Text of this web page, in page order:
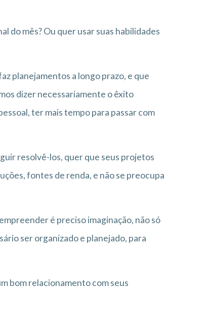
do mês? Ou quer usar suas habilidades
planejamentos a longo prazo, e que
dizer necessariamente o êxito
ter mais tempo para passar com
resolvê-los, quer que seus projetos
fontes de renda, e não se preocupa
é preciso imaginação, não só
ser organizado e planejado, para
bom relacionamento com seus